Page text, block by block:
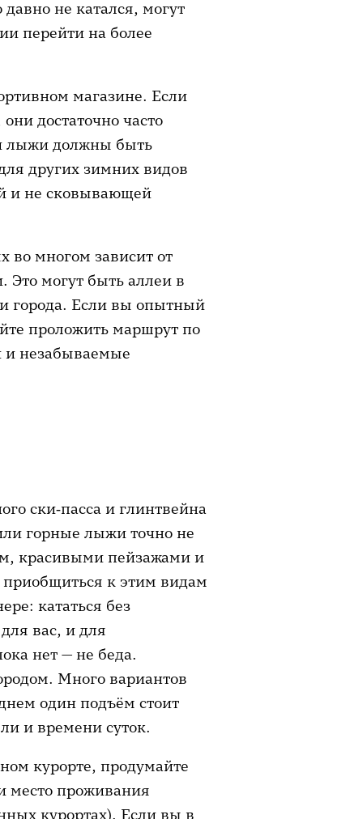
не катался, могут
перейти на более
магазине. Если
достаточно часто
лыжи должны быть
других зимних видов
и не сковывающей
во многом зависит от
Это могут быть аллеи в
города. Если вы опытный
проложить маршрут по
и незабываемые
ски‑пасса и глинтвейна
горные лыжи точно не
красивыми пейзажами и
приобщиться к этим видам
кататься без
вас, и для
нет — не беда.
Много вариантов
один подъём стоит
и времени суток.
курорте, продумайте
место проживания
курортах). Если вы в